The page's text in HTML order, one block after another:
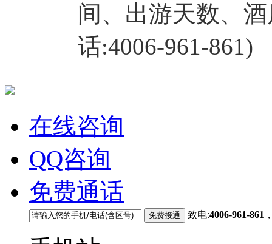
间、出游天数、
话:4006-961-861)
在线咨询
QQ咨询
免费通话
致电:4006-961-861